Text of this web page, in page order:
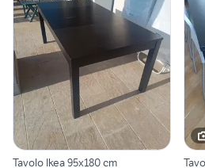
Tavolo Ikea 95x180 cm